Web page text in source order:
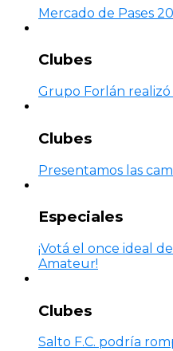
Mercado de Pases
Clubes
Grupo Forlán realizó
Clubes
Presentamos las
Especiales
¡Votá el once ideal
Amateur!
Clubes
Salto F.C. podría